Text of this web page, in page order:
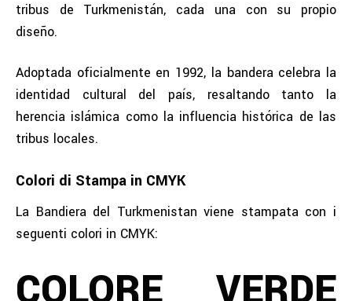
tribus de Turkmenistán, cada una con su propio
diseño.
Adoptada oficialmente en 1992, la bandera celebra la
identidad cultural del país, resaltando tanto la
herencia islámica como la influencia histórica de las
tribus locales.
Colori di Stampa in CMYK
La Bandiera del Turkmenistan viene stampata con i
seguenti colori in CMYK: